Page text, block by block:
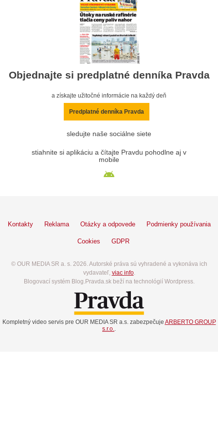
Objednajte si predplatné denníka Pravda
a získajte užitočné informácie na každý deň
Predplatné denníka Pravda
sledujte naše sociálne siete
stiahnite si aplikáciu a čítajte Pravdu pohodlne aj v
mobile
Kontakty Reklama Otázky a odpovede Podmienky používania
Cookies GDPR
© OUR MEDIA SR a. s. 2026. Autorské práva sú vyhradené a vykonáva ich
vydavateľ, viac info.
Blogovací systém Blog.Pravda.sk beží na technológií Wordpress.
Kompletný video servis pre OUR MEDIA SR a.s. zabezpečuje ARBERTO GROUP
s.r.o.